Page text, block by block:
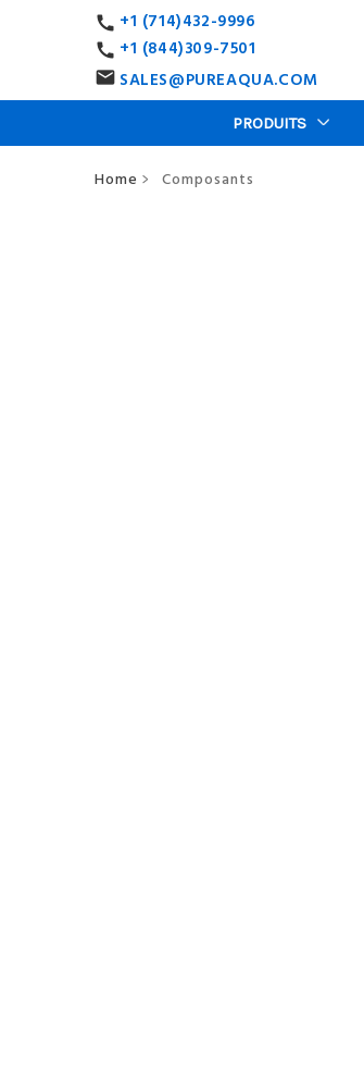
call +1 (714)432-9996
call +1 (844)309-7501
email SALES@PUREAQUA.COM
PRODUITS
Home > Composants